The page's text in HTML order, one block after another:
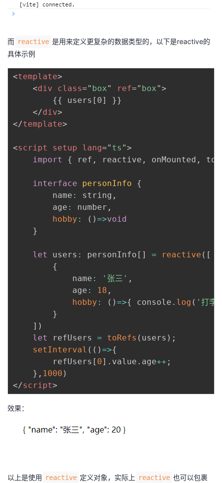
而 reactive 是用来定义更复杂的数据类型的，以下是reactive的
具体示例
<template>
<div class=" box" ref=" box">
        {{ users[0] }}
</div>
</template>
<script setup lang=" ts ">
import
{ ref , reactive , onMounted ,
interface personInfo
{
        name
: string ,
        age
: number ,
hobby : ( )=>void
}
let users : personInfo [ ] = reactive ( [
{
            name
: '张三' ,
            age
: 18 ,
hobby : ( )=>{ console . log ( '打李
}
] )
let
refUsers = toRefs ( users ) ;
setInterval ( ( )=>{
        refUsers
[ 0] . value . age++ ;
} , 1000 )
</script>
效果：
以上是使用 reactive 定义对象，实际上 reactive 也可以包裹